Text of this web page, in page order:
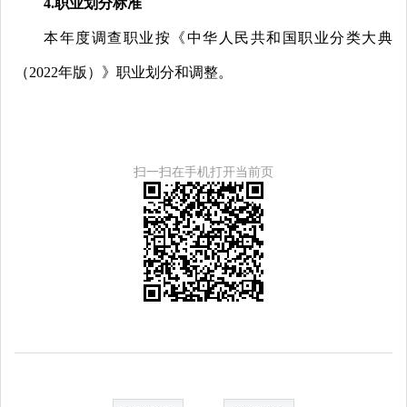
4.职业划分标准
本年度调查职业按《中华人民共和国职业分类大典
（2022年版）》职业划分和调整。
扫一扫在手机打开当前页